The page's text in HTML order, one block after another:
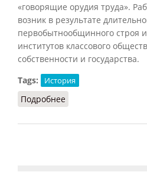
«говорящие орудия труда».
возник в результате
первобытнообщинного строя
институтов классового
собственности и государства.
Tags:
История
Подробнее